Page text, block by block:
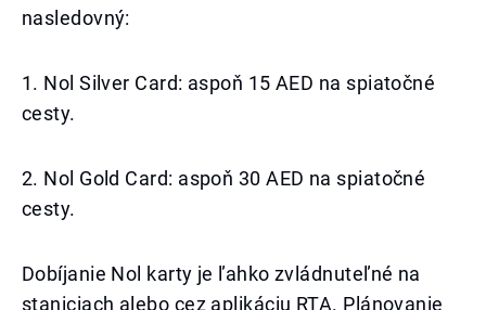
nasledovný:
1. Nol Silver Card: aspoň 15 AED na spiatočné
cesty.
2. Nol Gold Card: aspoň 30 AED na spiatočné
cesty.
Dobíjanie Nol karty je ľahko zvládnuteľné na
staniciach alebo cez aplikáciu RTA. Plánovanie